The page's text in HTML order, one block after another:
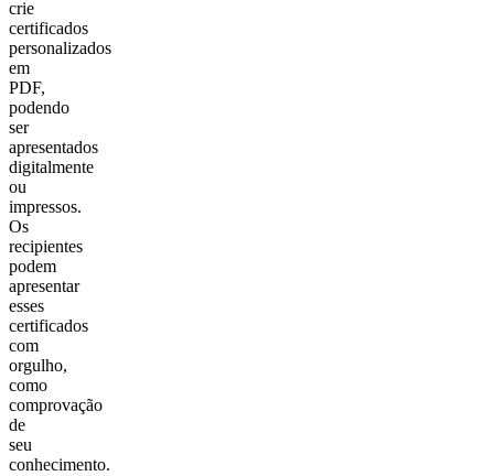
crie
certificados
personalizados
em
PDF,
podendo
ser
apresentados
digitalmente
ou
impressos.
Os
recipientes
podem
apresentar
esses
certificados
com
orgulho,
como
comprovação
de
seu
conhecimento.